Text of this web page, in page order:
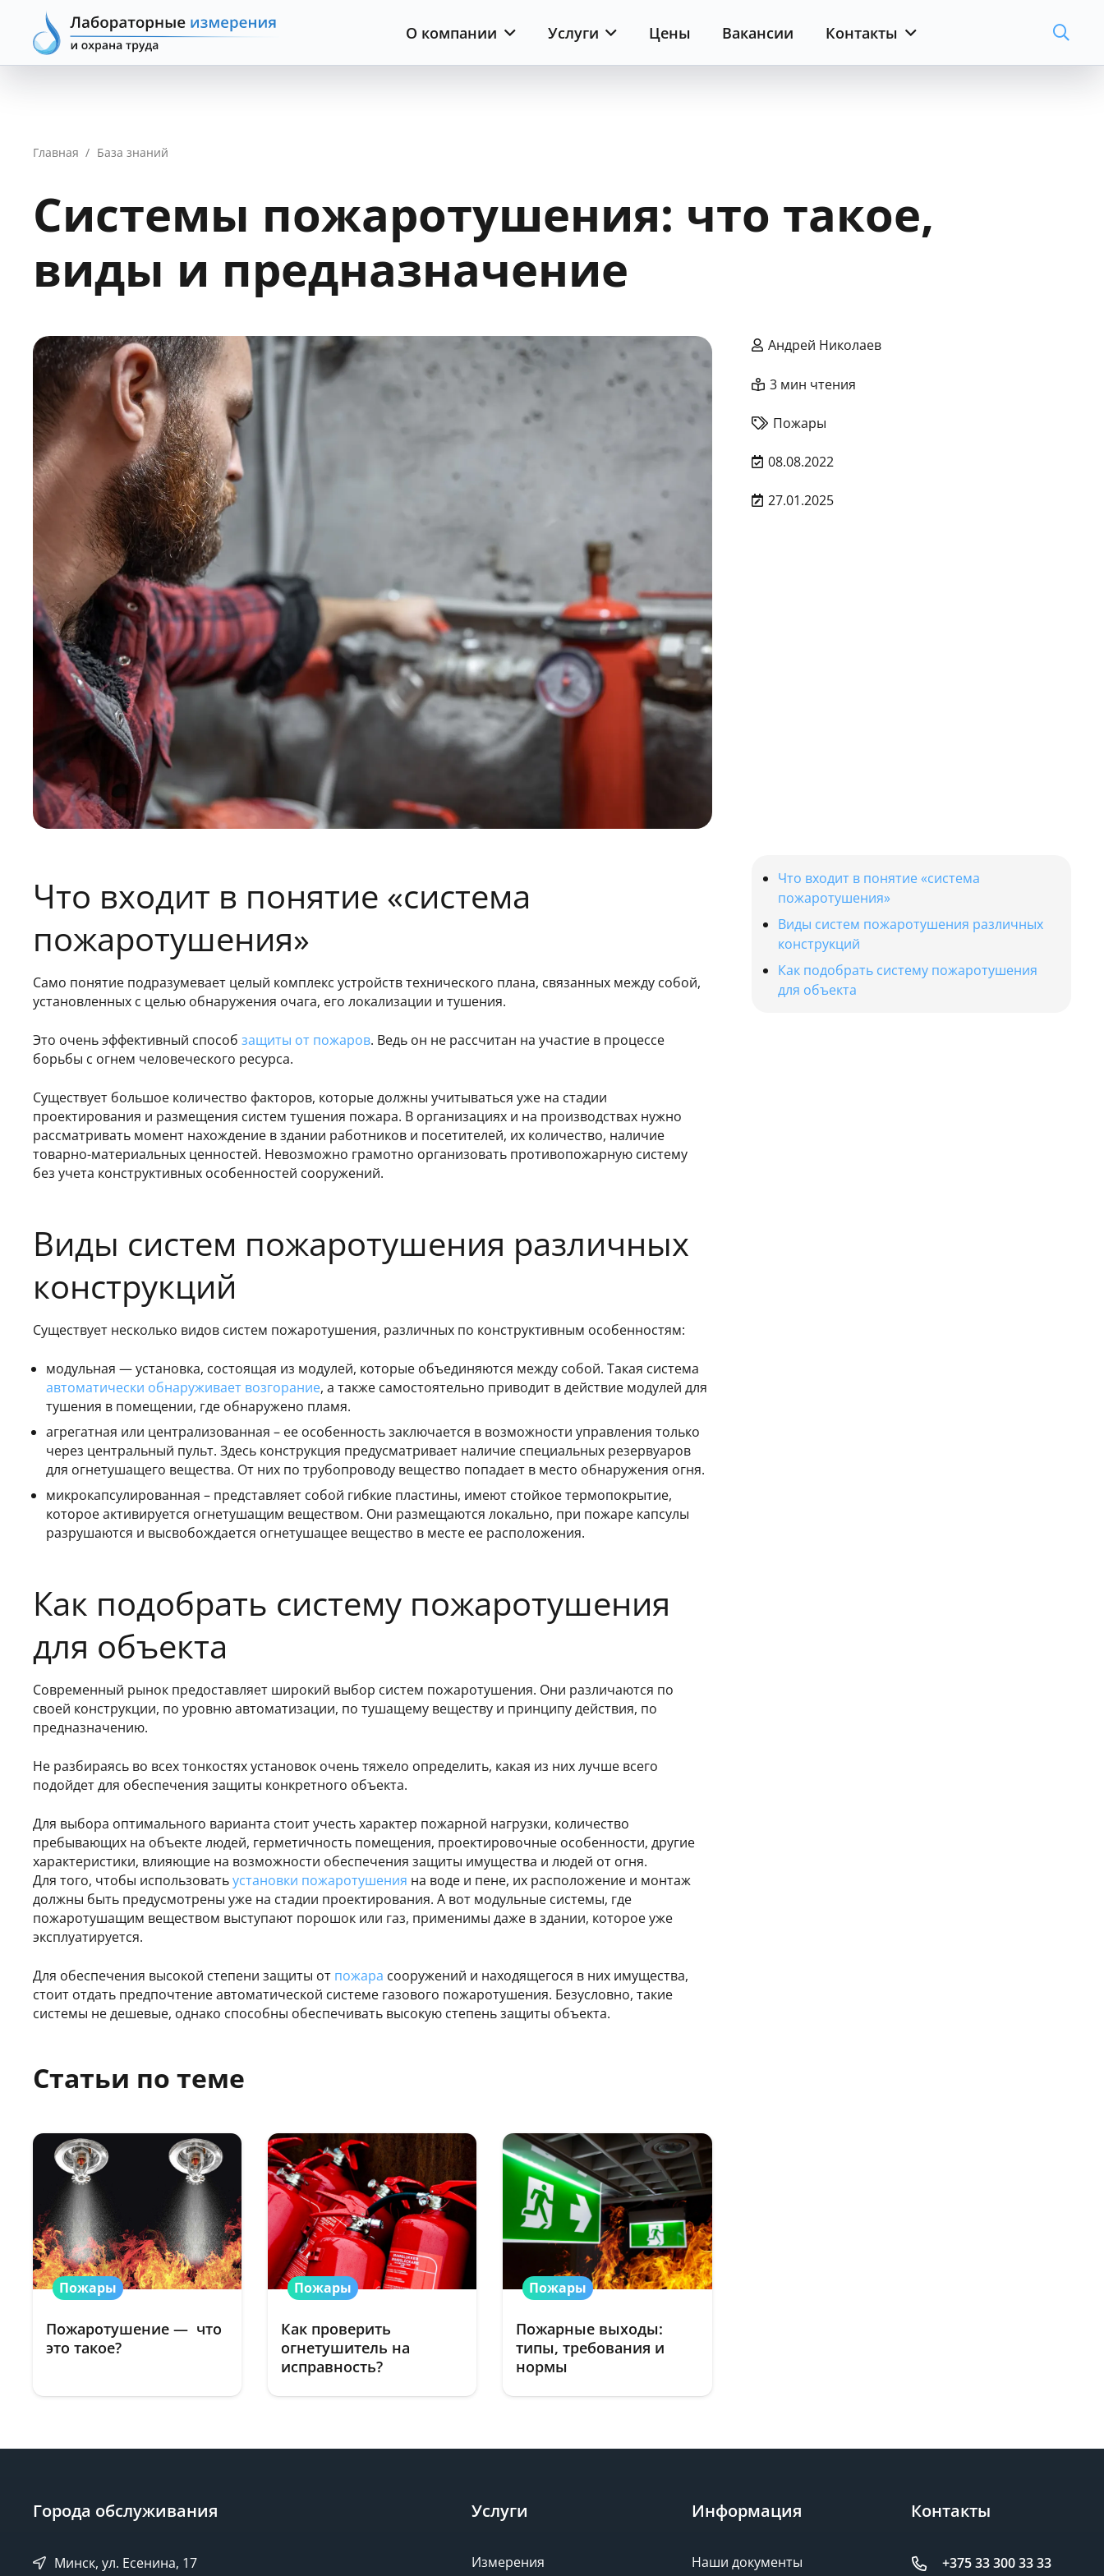
О компании Услуги Цены Вакансии Контакты
Главная / База знаний
Системы пожаротушения: что такое,
виды и предназначение
Андрей Николаев
3 мин чтения
Пожары
08.08.2022
27.01.2025
Что входит в понятие «система
пожаротушения»
Само понятие подразумевает целый комплекс устройств технического плана, связанных между собой,
установленных с целью обнаружения очага, его локализации и тушения.
Это очень эффективный способ защиты от пожаров. Ведь он не рассчитан на участие в процессе
борьбы с огнем человеческого ресурса.
Существует большое количество факторов, которые должны учитываться уже на стадии
проектирования и размещения систем тушения пожара. В организациях и на производствах нужно
рассматривать момент нахождение в здании работников и посетителей, их количество, наличие
товарно-материальных ценностей. Невозможно грамотно организовать противопожарную систему
без учета конструктивных особенностей сооружений.
Виды систем пожаротушения различных
конструкций
Существует несколько видов систем пожаротушения, различных по конструктивным особенностям:
модульная — установка, состоящая из модулей, которые объединяются между собой. Такая система
автоматически обнаруживает возгорание, а также самостоятельно приводит в действие модулей для
тушения в помещении, где обнаружено пламя.
агрегатная или централизованная – ее особенность заключается в возможности управления только
через центральный пульт. Здесь конструкция предусматривает наличие специальных резервуаров
для огнетушащего вещества. От них по трубопроводу вещество попадает в место обнаружения огня.
микрокапсулированная – представляет собой гибкие пластины, имеют стойкое термопокрытие,
которое активируется огнетушащим веществом. Они размещаются локально, при пожаре капсулы
разрушаются и высвобождается огнетушащее вещество в месте ее расположения.
Как подобрать систему пожаротушения
для объекта
Современный рынок предоставляет широкий выбор систем пожаротушения. Они различаются по
своей конструкции, по уровню автоматизации, по тушащему веществу и принципу действия, по
предназначению.
Не разбираясь во всех тонкостях установок очень тяжело определить, какая из них лучше всего
подойдет для обеспечения защиты конкретного объекта.
Для выбора оптимального варианта стоит учесть характер пожарной нагрузки, количество
пребывающих на объекте людей, герметичность помещения, проектировочные особенности, другие
характеристики, влияющие на возможности обеспечения защиты имущества и людей от огня.
Для того, чтобы использоватьустановки пожаротушения на воде и пене, их расположение и монтаж
должны быть предусмотрены уже на стадии проектирования. А вот модульные системы, где
пожаротушащим веществом выступают порошок или газ, применимы даже в здании, которое уже
эксплуатируется.
Для обеспечения высокой степени защиты от пожара сооружений и находящегося в них имущества,
стоит отдать предпочтение автоматической системе газового пожаротушения. Безусловно, такие
системы не дешевые, однако способны обеспечивать высокую степень защиты объекта.
Статьи по теме
Пожары
Пожаротушение — что
это такое?
Пожары
Как проверить
огнетушитель на
исправность?
Пожары
Пожарные выходы:
типы, требования и
нормы
Что входит в понятие «система
пожаротушения»
Виды систем пожаротушения различных
конструкций
Как подобрать систему пожаротушения
для объекта
Города обслуживания
Минск, ул. Есенина, 17
Услуги
Измерения
Информация
Наши документы
Контакты
+375 33 300 33 33